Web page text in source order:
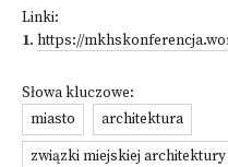
Linki:
1. https://
Słowa kluczowe:
miasto
architektura
związki miejskiej